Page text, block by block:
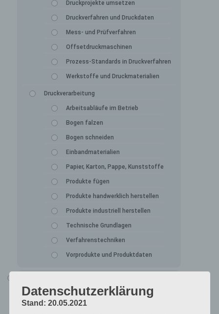
Druckprojekte umsetzen
Druckverfahren und Druckdaten
Mess- und Prüfverfahren
Offsetdruckmaschinen
Prozess-Standards in Druckverfahren
Werkstoffe und Druckmaterialien
Druckverarbeitung
Arbeitsabläufe im Betrieb
Bogen falzen
Bogen schneiden
Einbandmaterialien
Papier, Karton, Pappe, Kunststoffe
Produkte fügen
Produkte handwerklich herstellen
Produkte industriell herstellen
Technische Grundlagen
Verfahrenstechniken
Vorprodukte und Produktdaten
Druck
Arbeitsabläufe in der Druckerei
Datenschutzerklärung
Stand: 20.05.2021